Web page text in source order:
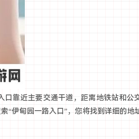
靠近主要交通干道，距离地铁站和公
“伊甸园一路入口”，您将找到详细的地